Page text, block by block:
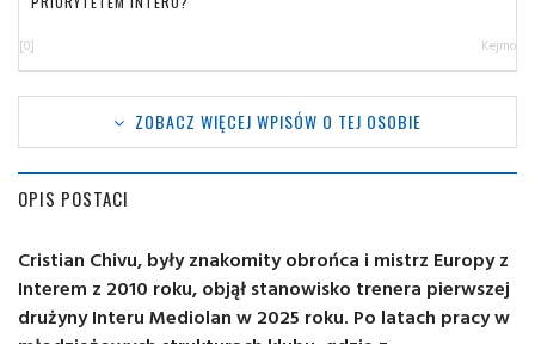
[0] Kejmo
ZOBACZ WIĘCEJ WPISÓW O TEJ OSOBIE
OPIS POSTACI
Cristian Chivu, były znakomity obrońca i mistrz Europy z
Interem z 2010 roku, objął stanowisko trenera pierwszej
drużyny Interu Mediolan w 2025 roku. Po latach pracy w